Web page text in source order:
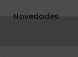
Novedades